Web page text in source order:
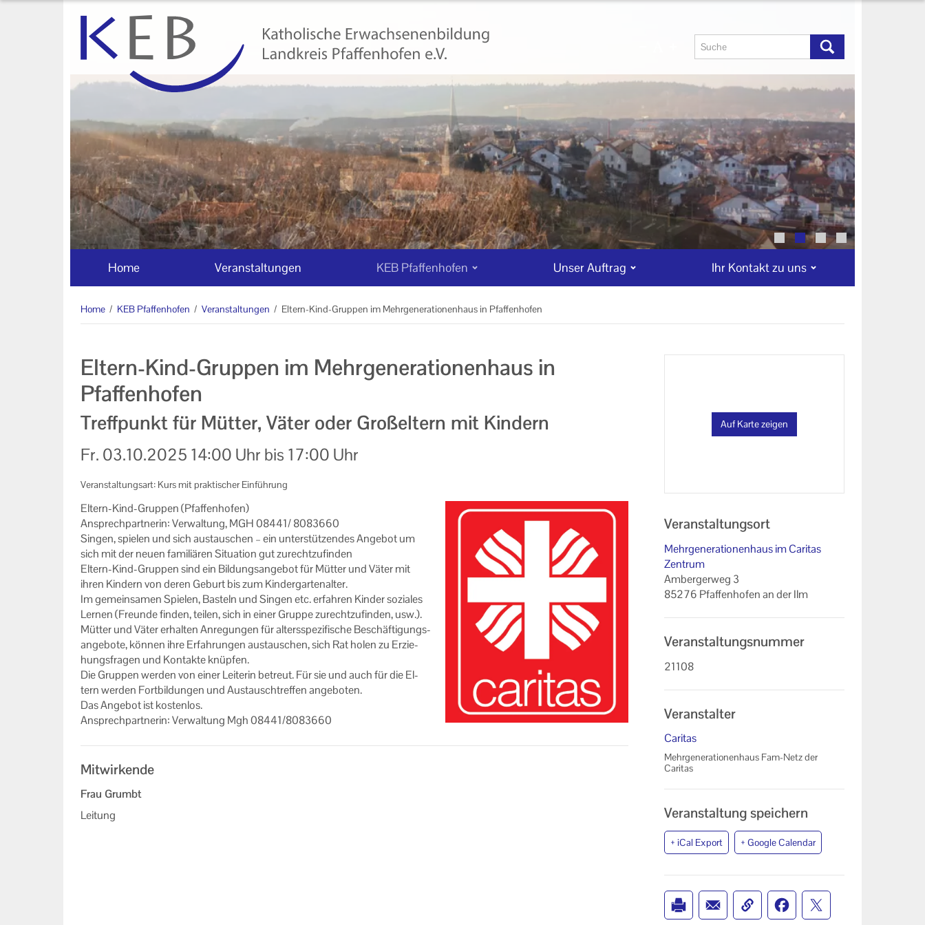
Home Veranstaltungen KEB Pfaffenhofen Unser Auftrag Ihr Kontakt zu uns
Home / KEB Pfaffenhofen / Veranstaltungen / Eltern-Kind-Gruppen im Mehrgenerationenhaus in Pfaffenhofen
Eltern-Kind-Gruppen im Mehrgenerationenhaus in
Pfaffenhofen
Treffpunkt für Mütter, Väter oder Großeltern mit Kindern
Fr. 03.10.2025 14:00 Uhr bis 17:00 Uhr
Veranstaltungsart: Kurs mit praktischer Einführung
Eltern-​Kind-Gruppen (Pfaf­fen­ho­fen)
An­sprech­part­ne­rin: Ver­wal­tung, MGH 08441/ 8083660
Sin­gen, spie­len und sich aus­tau­schen – ein un­ter­stüt­zen­des An­ge­bot um
sich mit der neuen fa­mi­liä­ren Si­tua­ti­on gut zu­recht­zu­fin­den
Eltern-​Kind-Gruppen sind ein Bil­dungs­an­ge­bot für Müt­ter und Väter mit
ihren Kin­dern von deren Ge­burt bis zum Kin­der­gar­ten­al­ter.
Im ge­mein­sa­men Spie­len, Bas­teln und Sin­gen etc. er­fah­ren Kin­der so­zia­les
Ler­nen (Freun­de fin­den, tei­len, sich in einer Grup­pe zu­recht­zu­fin­den, usw.).
Müt­ter und Väter er­hal­ten An­re­gun­gen für al­ters­spe­zi­fi­sche Be­schäf­ti­gungs­
an­ge­bo­te, kön­nen ihre Er­fah­run­gen aus­tau­schen, sich Rat holen zu Er­zie­
hungs­fra­gen und Kon­tak­te knüp­fen.
Die Grup­pen wer­den von einer Lei­te­rin be­treut. Für sie und auch für die El­
tern wer­den Fort­bil­dun­gen und Aus­tausch­tref­fen an­ge­bo­ten.
Das An­ge­bot ist kos­ten­los.
An­sprech­part­ne­rin: Ver­wal­tung Mgh 08441/8083660
Mitwirkende
Frau Grumbt
Leitung
Auf Karte zeigen
Veranstaltungsort
Mehrgenerationenhaus im Caritas
Zentrum
Ambergerweg 3
85276 Pfaffenhofen an der Ilm
Veranstaltungsnummer
21108
Veranstalter
Caritas
Mehrgenerationenhaus Fam-Netz der
Caritas
Veranstaltung speichern
+ iCal Export + Google Calendar
Veranstaltungen
50 Jahre KEB im Landkreis
Pfaffenhofen
Geschäftsstelle
Teilnahmebedingungen
Zentralveranstaltungen
Eltern Kind Gruppen
Veranstaltungen der KEB
Online Veranstaltungen
Ihr Kontakt zu uns
Datenschutzerklärung